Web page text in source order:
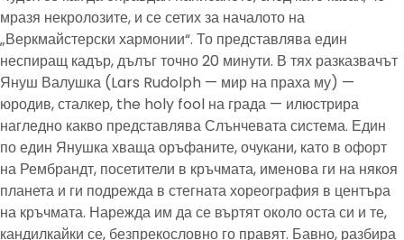
мразя некролозите, и се сетих за началото на
„Веркмайстерски хармонии“. То представлява един
неспиращ кадър, дълъг точно 20 минути. В тях разказвачът
Януш Валушка (Lars Rudolph — мир на праха му) —
юродив, сталкер, the holy fool на града — илюстрира
нагледно какво представлява Слънчевата система. Един
по един Янушка хваща оръфаните, очукани, като в офорт
на Рембрандт, посетители в кръчмата, именова ги на някоя
планета и ги подрежда в стегната хореография в центъра
на кръчмата. Нарежда им да се въртят около оста си и те,
кандилкайки се, безпрекословно го правят. Бавно, разбира